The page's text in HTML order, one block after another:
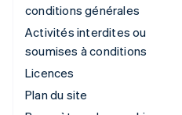
conditions générales
Activités interdites ou
soumises à conditions
Licences
Plan du site